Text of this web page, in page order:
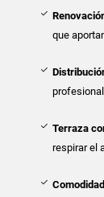
que
Terraza
respirar el